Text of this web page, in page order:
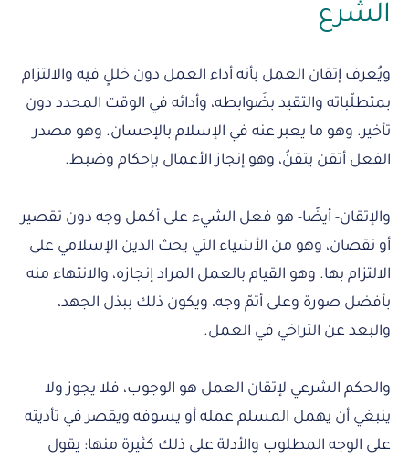
الشرع
ويُعرف إتقان العمل بأنه أداء العمل دون خللٍ فيه والالتزام
بمتطلّباته والتقيد بضَوابطه، وأدائه في الوقت المحدد دون
تأخير. وهو ما يعبر عنه في الإسلام بالإحسان. وهو مصدر
الفعل أتقن يتقنُ، وهو إنجاز الأعمال بإحكام وضبط.
والإتقان- أيضًا- هو فعل الشيء على أكمل وجه دون تقصير
أو نقصان، وهو من الأشياء التي يحث الدين الإسلامي على
الالتزام بها. وهو القيام بالعمل المراد إنجازه، والانتهاء منه
بأفضل صورة وعلى أتمّ وجه، ويكون ذلك ببذل الجهد،
والبعد عن التراخي في العمل.
والحكم الشرعي لإتقان العمل هو الوجوب، فلا يجوز ولا
ينبغي أن يهمل المسلم عمله أو يسوفه ويقصر في تأديته
على الوجه المطلوب والأدلة على ذلك كثيرة منها: يقول